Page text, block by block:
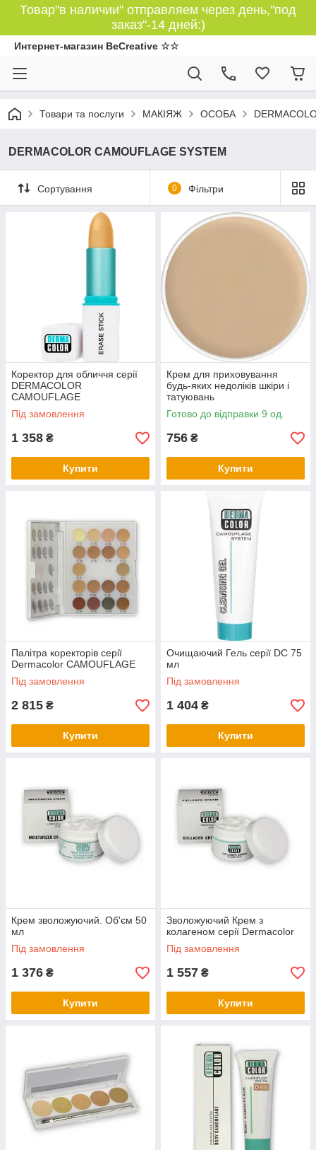
Товар"в наличии" отправляем через день,"под
заказ"-14 дней:)
Интернет-магазин BeCreative ☆☆
Товари та послуги МАКІЯЖ ОСОБА
DERMACOLOR CAMOUFLAGE SYSTEM
Сортування 0 Фільтри
Коректор для обличчя серії
DERMACOLOR
CAMOUFLAGE
Під замовлення
1 358 ₴
Купити
Крем для приховування
будь-яких недоліків шкіри і
татуювань
Готово до відправки 9 од.
756 ₴
Купити
Палітра коректорів серії
Dermacolor CAMOUFLAGE
Під замовлення
2 815 ₴
Купити
Очищаючий Гель серії DC 75
мл
Під замовлення
1 404 ₴
Купити
Крем зволожуючий. Об'єм 50
мл
Під замовлення
1 376 ₴
Купити
Зволожуючий Крем з
колагеном серії Dermacolor
Під замовлення
1 557 ₴
Купити